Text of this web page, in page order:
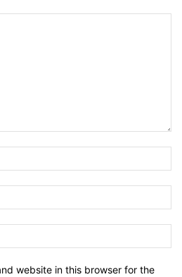
website in this browser for the